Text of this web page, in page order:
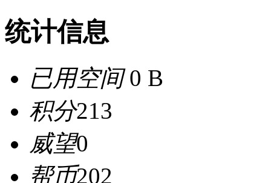
统计信息
已用空间0 B
积分213
威望0
帮币202